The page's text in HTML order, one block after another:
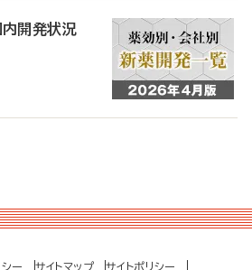
内開発状況
ー サイトマップ サイトポリシー